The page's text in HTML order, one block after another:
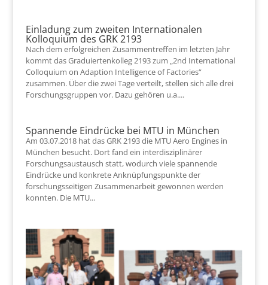
Einladung zum zweiten Internationalen
Kolloquium des GRK 2193
Nach dem erfolgreichen Zusammentreffen im letzten Jahr
kommt das Graduiertenkolleg 2193 zum „2nd International
Colloquium on Adaption Intelligence of Factories“
zusammen. Über die zwei Tage verteilt, stellen sich alle drei
Forschungsgruppen vor. Dazu gehören u.a....
Spannende Eindrücke bei MTU in München
Am 03.07.2018 hat das GRK 2193 die MTU Aero Engines in
München besucht. Dort fand ein interdisziplinärer
Forschungsaustausch statt, wodurch viele spannende
Eindrücke und konkrete Anknüpfungspunkte der
forschungsseitigen Zusammenarbeit gewonnen werden
konnten. Die MTU...